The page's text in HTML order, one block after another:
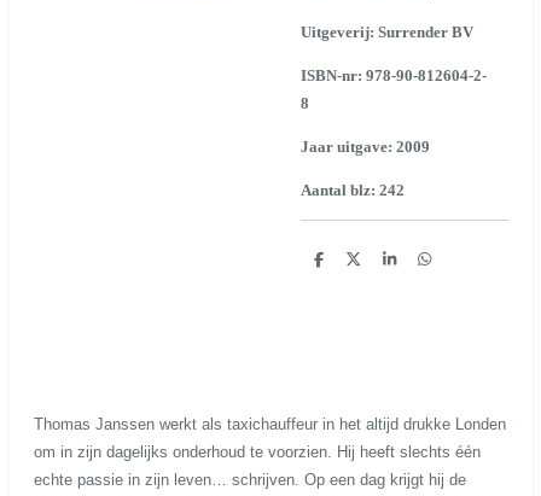
Uitgeverij: Surrender BV
ISBN-nr: 978-90-812604-2-
8
Jaar uitgave: 2009
Aantal blz: 242
D
D
S
D
Thomas Janssen werkt als taxichauffeur in het altijd drukke Londen
om in zijn dagelijks onderhoud te voorzien. Hij heeft slechts één
echte passie in zijn leven… schrijven. Op een dag krijgt hij de